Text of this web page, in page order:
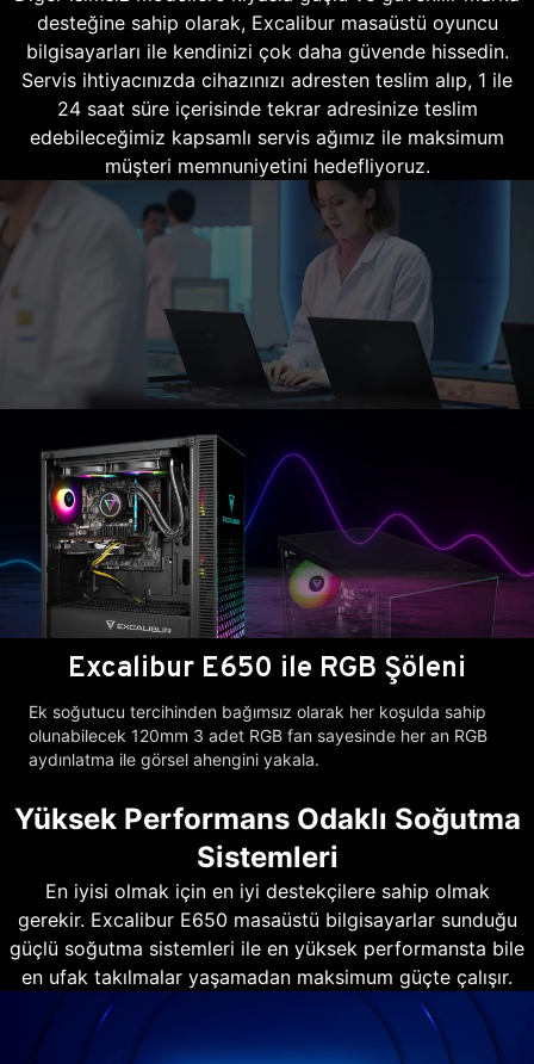
desteğine sahip olarak, Excalibur masaüstü oyuncu
bilgisayarları ile kendinizi çok daha güvende hissedin.
Servis ihtiyacınızda cihazınızı adresten teslim alıp, 1 ile
24 saat süre içerisinde tekrar adresinize teslim
edebileceğimiz kapsamlı servis ağımız ile maksimum
müşteri memnuniyetini hedefliyoruz.
Excalibur E650 ile RGB Şöleni
Ek soğutucu tercihinden bağımsız olarak her koşulda sahip
olunabilecek 120mm 3 adet RGB fan sayesinde her an RGB
aydınlatma ile görsel ahengini yakala.
Yüksek Performans Odaklı Soğutma
Sistemleri
En iyisi olmak için en iyi destekçilere sahip olmak
gerekir. Excalibur E650 masaüstü bilgisayarlar sunduğu
güçlü soğutma sistemleri ile en yüksek performansta bile
en ufak takılmalar yaşamadan maksimum güçte çalışır.